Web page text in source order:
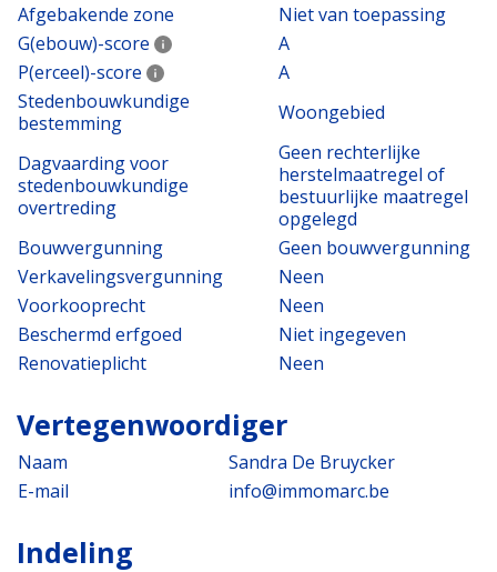
Afgebakende zone
Niet van toepassing
G(ebouw)-score
A
P(erceel)-score
A
Stedenbouwkundige
bestemming
Woongebied
Dagvaarding voor
stedenbouwkundige
overtreding
Geen rechterlijke
herstelmaatregel of
bestuurlijke maatregel
opgelegd
Bouwvergunning
Geen bouwvergunning
Verkavelingsvergunning
Neen
Voorkooprecht
Neen
Beschermd erfgoed
Niet ingegeven
Renovatieplicht
Neen
Vertegenwoordiger
Naam
Sandra De Bruycker
E-mail
info@immomarc.be
Indeling